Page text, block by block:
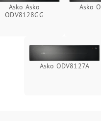
Asko Asko
ODV8128GG
Asko
Asko ODV8127A